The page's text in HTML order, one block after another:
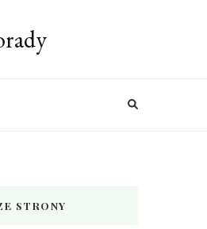
STRONY